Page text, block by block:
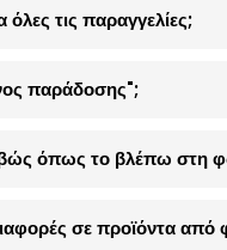
τις παραγγελίες;
παράδοσης";
όπως το βλέπω στη
σε προϊόντα από